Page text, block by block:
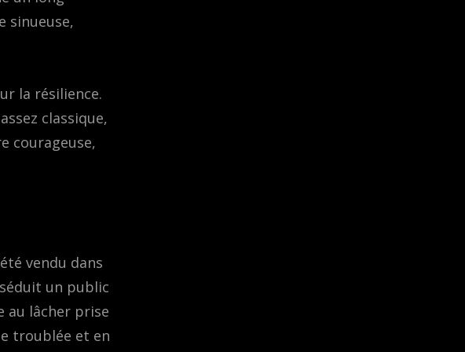
sinueuse,
la résilience.
classique,
courageuse,
vendu dans
un public
au lâcher prise
troublée et en